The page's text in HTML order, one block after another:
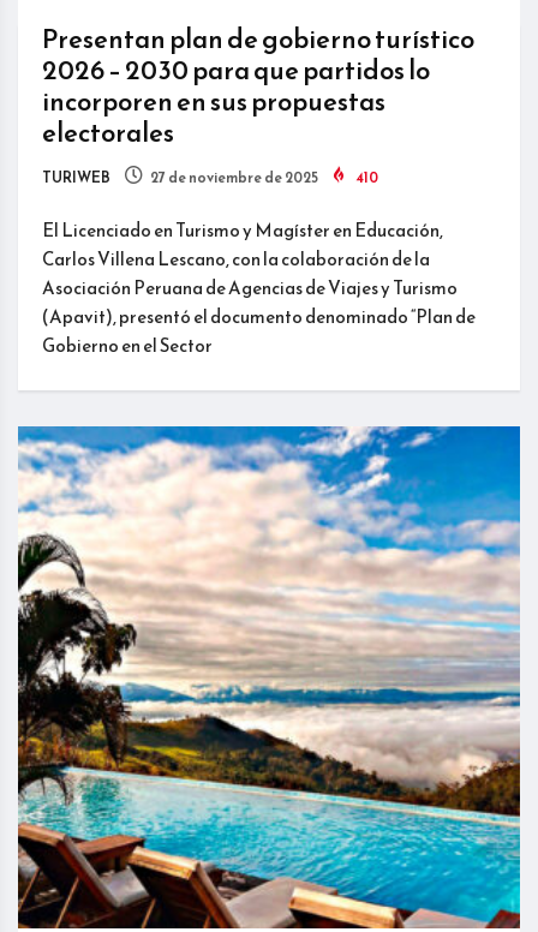
Presentan plan de gobierno turístico
2026 – 2030 para que partidos lo
incorporen en sus propuestas
electorales
TURIWEB 27 de noviembre de 2025 410
El Licenciado en Turismo y Magíster en Educación,
Carlos Villena Lescano, con la colaboración de la
Asociación Peruana de Agencias de Viajes y Turismo
(Apavit), presentó el documento denominado “Plan de
Gobierno en el Sector